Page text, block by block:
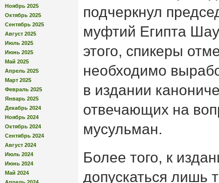
Ноябрь 2025
Октябрь 2025
Сентябрь 2025
Август 2025
Июль 2025
Июнь 2025
Май 2025
Апрель 2025
Март 2025
Февраль 2025
Январь 2025
Декабрь 2024
Ноябрь 2024
Октябрь 2024
Сентябрь 2024
Август 2024
Июль 2024
Июнь 2024
Май 2024
Апрель 2024
подчеркнул
муфтий Египта
этого, спикеры
необходимо
в издании
отвечающих на
мусульман.
Более того, к
допускаться лишь